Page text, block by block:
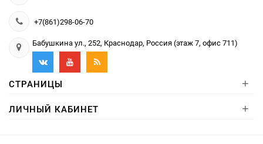
+7(861)298-06-70
Бабушкина ул., 252, Краснодар, Россия (этаж 7, офис 711)
СТРАНИЦЫ +
ЛИЧНЫЙ КАБИНЕТ +